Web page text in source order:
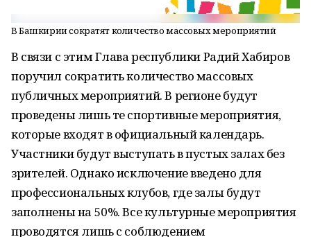
В Башкирии сократят количество массовых мероприятий
В связи с этим Глава республики Радий Хабиров
поручил сократить количество массовых
публичных мероприятий. В регионе будут
проведены лишь те спортивные мероприятия,
которые входят в официальный календарь.
Участники будут выступать в пустых залах без
зрителей. Однако исключение введено для
профессиональных клубов, где залы будут
заполнены на 50%. Все культурные мероприятия
проводятся лишь с соблюдением